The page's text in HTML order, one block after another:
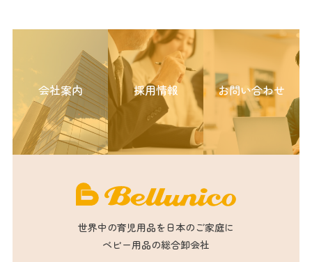
会社案内 採用情報 お問い合わせ
世界中の育児用品を日本のご家庭に
ベビー用品の総合卸会社